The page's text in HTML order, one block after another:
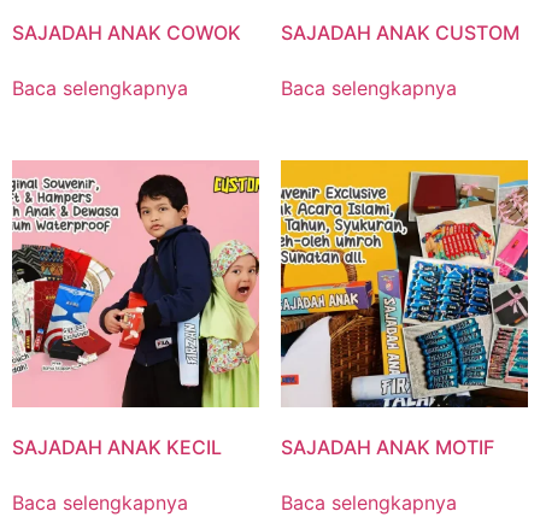
SAJADAH ANAK COWOK
Baca selengkapnya
SAJADAH ANAK CUSTOM
Baca selengkapnya
SAJADAH ANAK KECIL
Baca selengkapnya
SAJADAH ANAK MOTIF
Baca selengkapnya